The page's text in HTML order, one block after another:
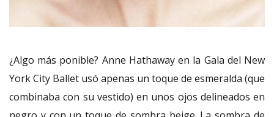
¿Algo más ponible? Anne Hathaway en la Gala del New
York City Ballet usó apenas un toque de esmeralda (que
combinaba con su vestido) en unos ojos delineados en